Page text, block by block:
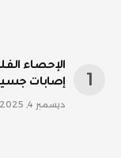
إصابات
ديسمبر 4, 2025